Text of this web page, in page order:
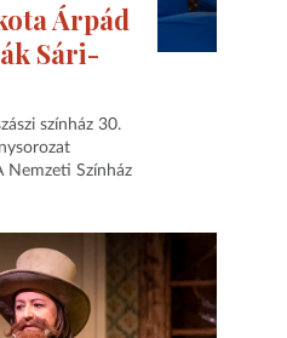
Árpád
Sári-
színház 30.
Nemzeti Színház